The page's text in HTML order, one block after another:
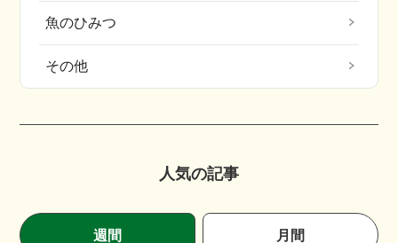
魚のひみつ
その他
人気の記事
週間 月間